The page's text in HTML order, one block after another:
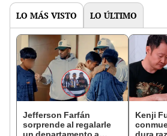
LO MÁS VISTO LO ÚLTIMO
Jefferson Farfán
sorprende al regalarle
un departamento a
Kenji
dura